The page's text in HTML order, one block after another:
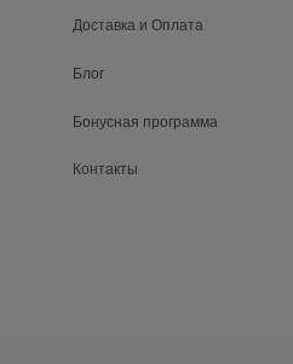
Доставка и Оплата
Блог
Бонусная программа
Контакты